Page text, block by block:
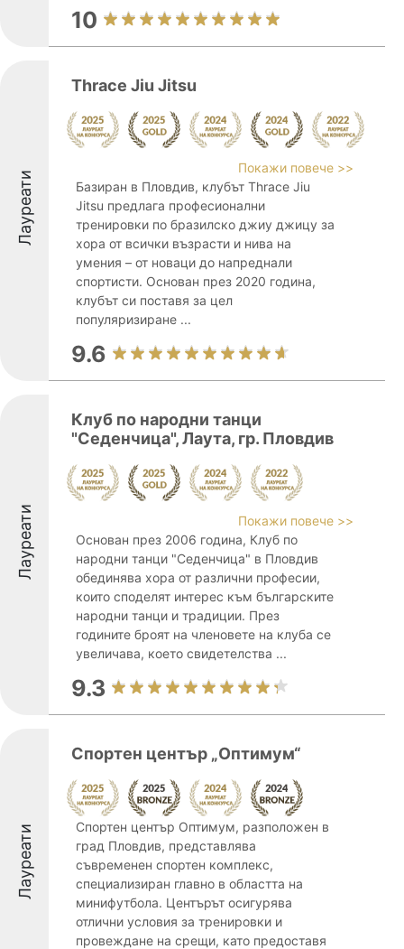
10
Лауреати
Thrace Jiu Jitsu
Покажи повече >>
Базиран в Пловдив, клубът Thrace Jiu
Jitsu предлага професионални
тренировки по бразилско джиу джицу за
хора от всички възрасти и нива на
умения – от новаци до напреднали
спортисти. Основан през 2020 година,
клубът си поставя за цел
популяризиране ...
9.6
Лауреати
Клуб по народни танци
"Седенчица", Лаута, гр. Пловдив
Покажи повече >>
Основан през 2006 година, Клуб по
народни танци "Седенчица" в Пловдив
обединява хора от различни професии,
които споделят интерес към българските
народни танци и традиции. През
годините броят на членовете на клуба се
увеличава, което свидетелства ...
9.3
Лауреати
Спортен център „Оптимум“
Спортен център Оптимум, разположен в
град Пловдив, представлява
съвременен спортен комплекс,
специализиран главно в областта на
минифутбола. Центърът осигурява
отлични условия за тренировки и
провеждане на срещи, като предоставя